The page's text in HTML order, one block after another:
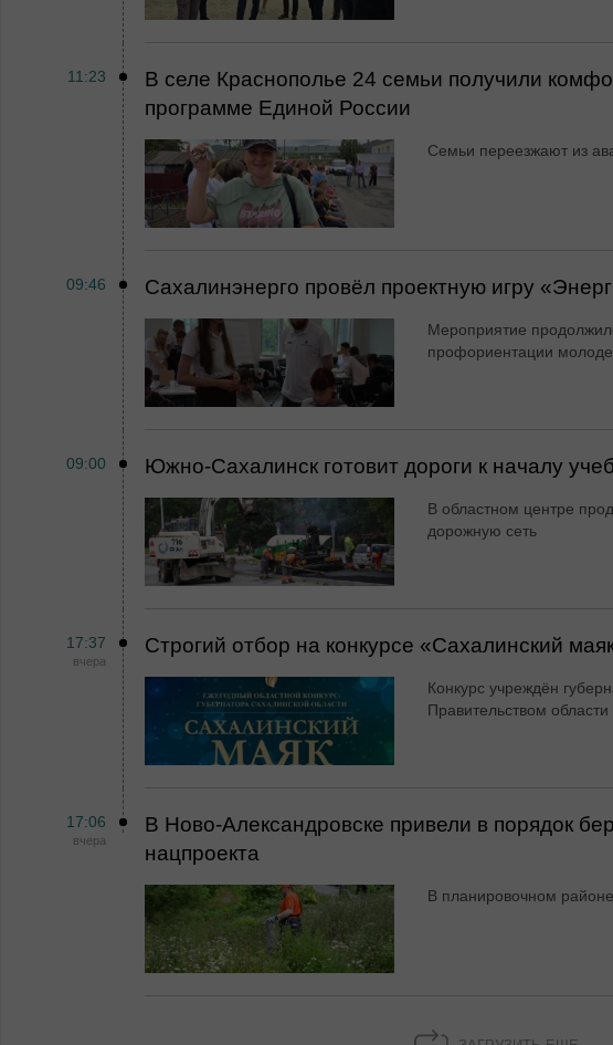
11:23
В селе Краснополье 24 семьи получили
программе Единой России
Семьи переезжают из
09:46 Сахалинэнерго провёл проектную игру
Мероприятие
профориентации
09:00 Южно-Сахалинск готовит дороги к началу
В областном центре
дорожную сеть
17:37
вчера
Строгий отбор на конкурсе «Сахалинский
Конкурс учреждён
Правительством области
17:06
вчера
В Ново-Александровске привели в порядок
нацпроекта
В планировочном